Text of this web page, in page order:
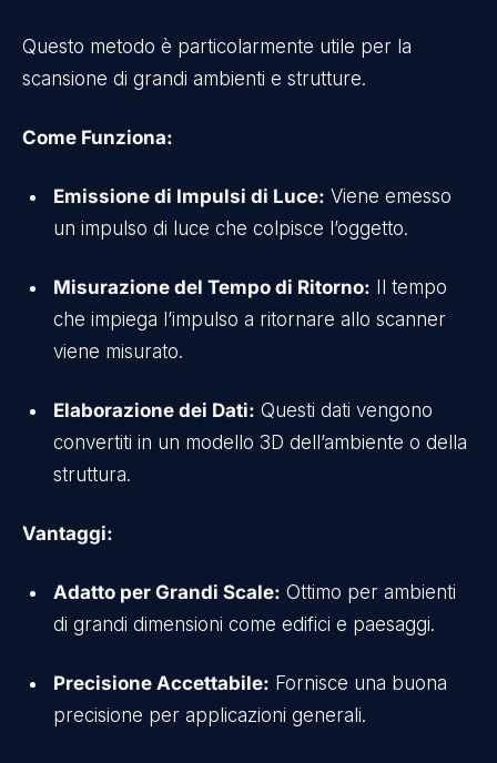
Questo metodo è particolarmente utile per la
scansione di grandi ambienti e strutture.
Come Funziona:
Emissione di Impulsi di Luce: Viene emesso
un impulso di luce che colpisce l’oggetto.
Misurazione del Tempo di Ritorno: Il tempo
che impiega l’impulso a ritornare allo scanner
viene misurato.
Elaborazione dei Dati: Questi dati vengono
convertiti in un modello 3D dell’ambiente o della
struttura.
Vantaggi:
Adatto per Grandi Scale: Ottimo per ambienti
di grandi dimensioni come edifici e paesaggi.
Precisione Accettabile: Fornisce una buona
precisione per applicazioni generali.